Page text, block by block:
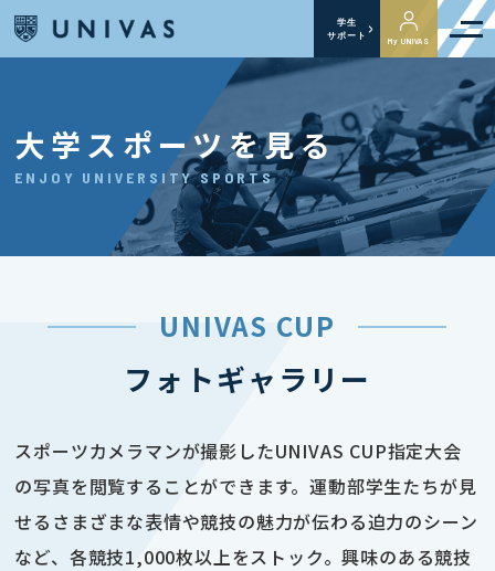
学生
サポート
My UNIVAS
大学スポーツを見る
ENJOY UNIVERSITY SPORTS
UNIVAS CUP
フォトギャラリー
スポーツカメラマンが撮影したUNIVAS CUP指定大会
の写真を閲覧することができます。運動部学生たちが見
せるさまざまな表情や競技の魅力が伝わる迫力のシーン
など、各競技1,000枚以上をストック。興味のある競技